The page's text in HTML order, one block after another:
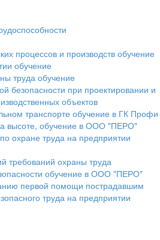
процессов и производств обучение
обучение
труда обучение
безопасности при проектировании и
объектов
транспорте обучение в ГК Профи
высоте, обучение в ООО "ПЕРО"
охране труда на предприятии
требований охраны труда
обучение в ООО "ПЕРО"
первой помощи пострадавшим
труда на предприятии